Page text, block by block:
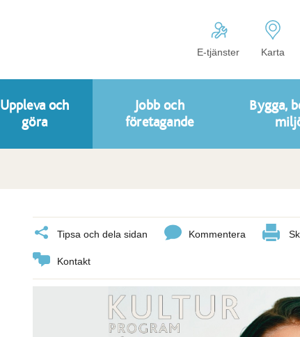
E-tjänster Karta
Uppleva och
göra
Jobb och
företagande
Bygga,
Tipsa och dela sidan Kommentera
Kontakt